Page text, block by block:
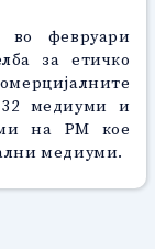
во февруари
за етичко
медиуми и
на РМ кое
медиуми.